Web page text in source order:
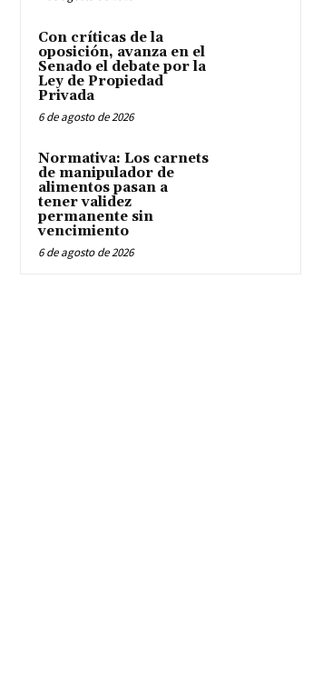
Con críticas de la
oposición, avanza en el
Senado el debate por la
Ley de Propiedad
Privada
6 de agosto de 2026
Normativa: Los carnets
de manipulador de
alimentos pasan a
tener validez
permanente sin
vencimiento
6 de agosto de 2026